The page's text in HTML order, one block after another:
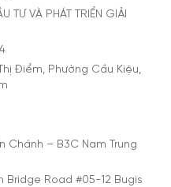
TƯ VÀ PHÁT TRIỂN GIẢI
Điểm, Phường Cầu Kiệu,
Chánh – B3C Nam Trung
Bridge Road #05-12 Bugis